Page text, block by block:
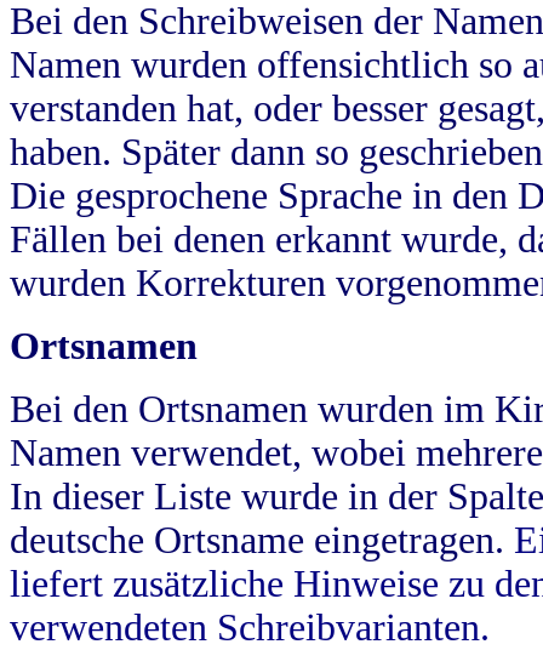
Bei den Schreibweisen der
Namen wurden offensichtlich so
verstanden hat, oder besser
haben. Später dann so
Die gesprochene Sprache in
Fällen bei denen erkannt wurde,
wurden Korrekturen
Ortsnamen
Bei den Ortsnamen wurden im
Namen verwendet, wobei
In dieser Liste wurde in der
deutsche Ortsname eingetragen.
liefert zusätzliche Hinweise zu
verwendeten Schreibvarianten.